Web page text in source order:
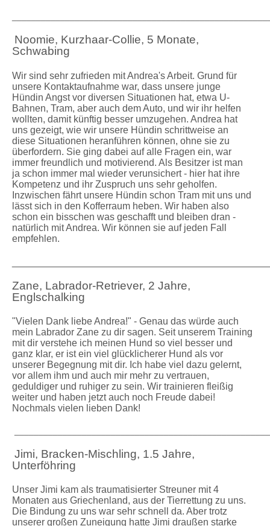
Noomie, Kurzhaar-Collie, 5 Monate,
Schwabing
Wir sind sehr zufrieden mit Andrea's Arbeit. Grund für
unsere Kontaktaufnahme war, dass unsere junge
Hündin Angst vor diversen Situationen hat, etwa U-
Bahnen, Tram, aber auch dem Auto, und wir ihr helfen
wollten, damit künftig besser umzugehen. Andrea hat
uns gezeigt, wie wir unsere Hündin schrittweise an
diese Situationen heranführen können, ohne sie zu
überfordern. Sie ging dabei auf alle Fragen ein, war
immer freundlich und motivierend. Als Besitzer ist man
ja schon immer mal wieder verunsichert - hier hat ihre
Kompetenz und ihr Zuspruch uns sehr geholfen.
Inzwischen fährt unsere Hündin schon Tram mit uns und
lässt sich in den Kofferraum heben. Wir haben also
schon ein bisschen was geschafft und bleiben dran -
natürlich mit Andrea. Wir können sie auf jeden Fall
empfehlen.
Zane, Labrador-Retriever, 2 Jahre,
Englschalking
"Vielen Dank liebe Andrea!" - Genau das würde auch
mein Labrador Zane zu dir sagen. Seit unserem Training
mit dir verstehe ich meinen Hund so viel besser und
ganz klar, er ist ein viel glücklicherer Hund als vor
unserer Begegnung mit dir. Ich habe viel dazu gelernt,
vor allem ihm und auch mir mehr zu vertrauen,
geduldiger und ruhiger zu sein. Wir trainieren fleißig
weiter und haben jetzt auch noch Freude dabei!
Nochmals vielen lieben Dank!
Jimi, Bracken-Mischling, 1.5 Jahre,
Unterföhring
Unser Jimi kam als traumatisierter Streuner mit 4
Monaten aus Griechenland, aus der Tierrettung zu uns.
Die Bindung zu uns war sehr schnell da. Aber trotz
unserer großen Zuneigung hatte Jimi draußen starke